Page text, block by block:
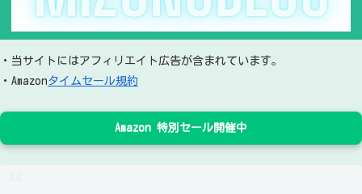
・当サイトにはアフィリエイト広告が含まれています。
・Amazonタイムセール規約
Amazon 特別セール開催中